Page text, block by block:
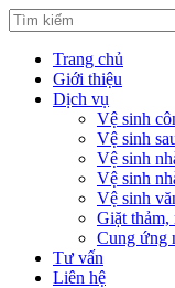
Trang chủ
Giới thiệu
Dịch vụ
Vệ sinh
Vệ sinh
Vệ sinh
Vệ sinh
Vệ sinh
Giặt thảm,
Cung ứng
Tư vấn
Liên hệ